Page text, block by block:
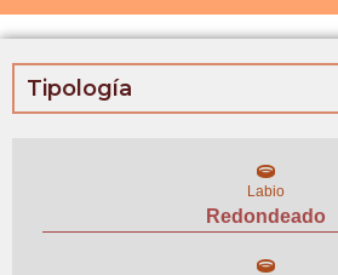
Tipología
Labio
Redondeado